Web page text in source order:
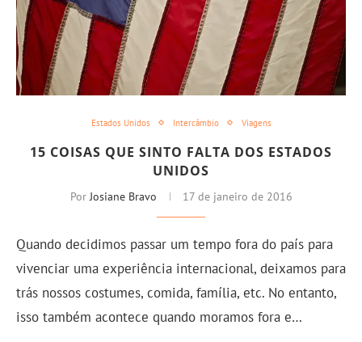
Estados Unidos Intercâmbio Viagens
15 COISAS QUE SINTO FALTA DOS ESTADOS
UNIDOS
Por Josiane Bravo 17 de janeiro de 2016
Quando decidimos passar um tempo fora do país para
vivenciar uma experiência internacional, deixamos para
trás nossos costumes, comida, família, etc. No entanto,
isso também acontece quando moramos fora e…